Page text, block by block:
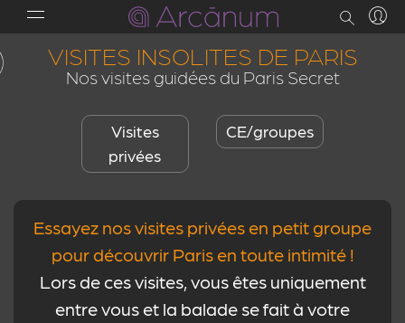
VISITES INSOLITES DE PARIS
Nos visites guidées du Paris Secret
Visites
privées
CE/groupes
Essayez nos visites privées en petit groupe
pour découvrir Paris en toute intimité !
Lors de ces visites, vous êtes uniquement
entre vous et la balade se fait à votre